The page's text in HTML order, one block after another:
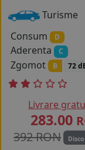
Turisme
Consum
D
Aderenta C
Zgomot B 72
Livrare
283.00
392 RON